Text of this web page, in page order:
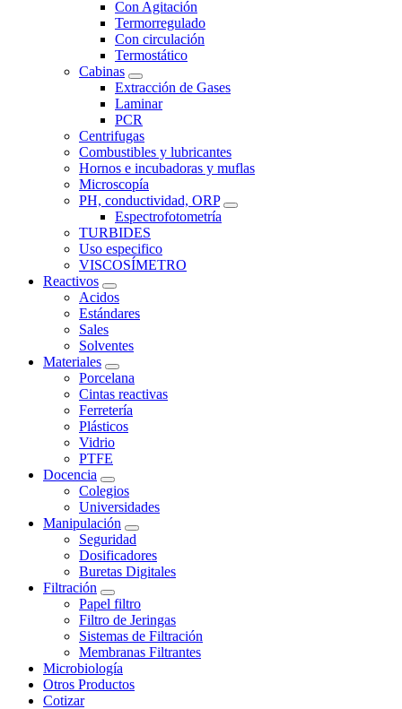
Con Agitación
Termorregulado
Con circulación
Termostático
Cabinas
Extracción de Gases
Laminar
PCR
Centrifugas
Combustibles y lubricantes
Hornos e incubadoras y muflas
Microscopía
PH, conductividad, ORP
Espectrofotometría
TURBIDES
Uso especifico
VISCOSÍMETRO
Reactivos
Acidos
Estándares
Sales
Solventes
Materiales
Porcelana
Cintas reactivas
Ferretería
Plásticos
Vidrio
PTFE
Docencia
Colegios
Universidades
Manipulación
Seguridad
Dosificadores
Buretas Digitales
Filtración
Papel filtro
Filtro de Jeringas
Sistemas de Filtración
Membranas Filtrantes
Microbiología
Otros Productos
Cotizar